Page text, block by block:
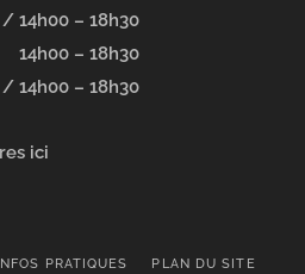
/ 14h00 – 18h30
14h00 – 18h30
/ 14h00 – 18h30
ici
INFOS PRATIQUES PLAN DU SITE